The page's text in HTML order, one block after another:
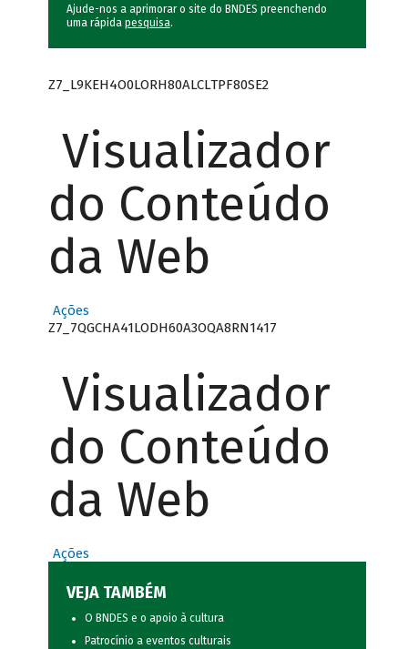
Ajude-nos a aprimorar o site do BNDES preenchendo
uma rápida pesquisa.
Z7_L9KEH4O0LORH80ALCLTPF80SE2
Visualizador
do Conteúdo
da Web
Ações
Z7_7QGCHA41LODH60A3OQA8RN1417
Visualizador
do Conteúdo
da Web
Ações
VEJA TAMBÉM
O BNDES e o apoio à cultura
Patrocínio a eventos culturais